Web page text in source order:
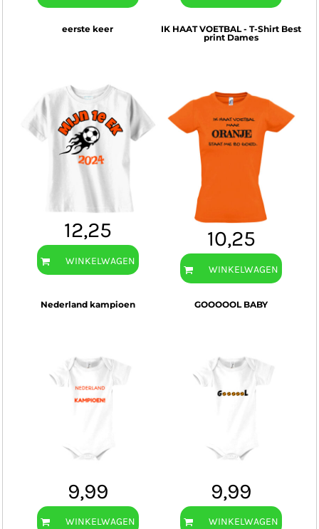
eerste keer
12,25
WINKELWAGEN
IK HAAT VOETBAL - T-Shirt Best
print Dames
10,25
WINKELWAGEN
Nederland kampioen
9,99
WINKELWAGEN
GOOOOOL BABY
9,99
WINKELWAGEN